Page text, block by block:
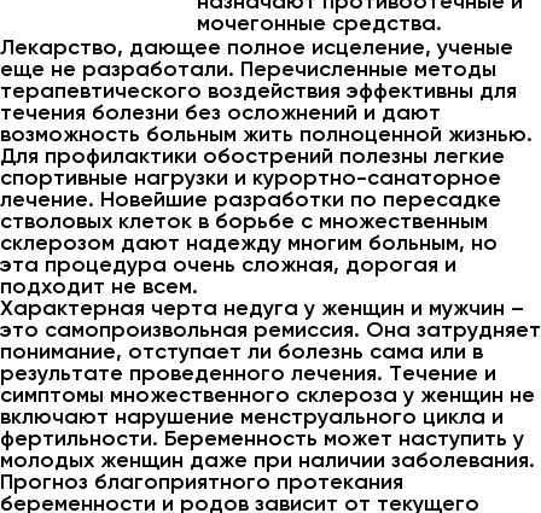
мочегонные средства.
Лекарство, дающее полное исцеление, ученые
еще не разработали. Перечисленные методы
терапевтического воздействия эффективны для
течения болезни без осложнений и дают
возможность больным жить полноценной жизнью.
Для профилактики обострений полезны легкие
спортивные нагрузки и курортно-санаторное
лечение. Новейшие разработки по пересадке
стволовых клеток в борьбе с множественным
склерозом дают надежду многим больным, но
эта процедура очень сложная, дорогая и
подходит не всем.
Характерная черта недуга у женщин и мужчин –
это самопроизвольная ремиссия. Она затрудняет
понимание, отступает ли болезнь сама или в
результате проведенного лечения. Течение и
симптомы множественного склероза у женщин не
включают нарушение менструального цикла и
фертильности. Беременность может наступить у
молодых женщин даже при наличии заболевания.
Прогноз благоприятного протекания
беременности и родов зависит от текущего